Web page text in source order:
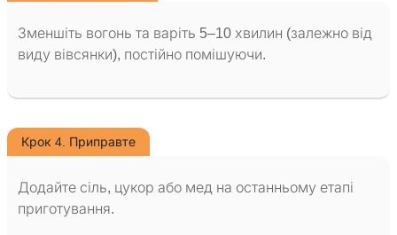
Зменшіть вогонь та варіть 5–10 хвилин (залежно від
виду вівсянки), постійно помішуючи.
Крок 4. Приправте
Додайте сіль, цукор або мед на останньому етапі
приготування.